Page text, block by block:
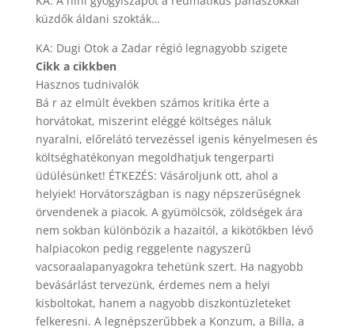
küzdők áldani szokták…
KA: Dugi Otok a Zadar régió legnagyobb szigete
Cikk a cikkben
Hasznos tudnivalók
Bá r az elmúlt években számos kritika érte a
horvátokat, miszerint eléggé költséges náluk
nyaralni, előrelátó tervezéssel igenis kényelmesen és
költséghatékonyan megoldhatjuk tengerparti
üdülésünket! ÉTKEZÉS: Vásároljunk ott, ahol a
helyiek! Horvátországban is nagy népszerűségnek
örvendenek a piacok. A gyümölcsök, zöldségek ára
nem sokban különbözik a hazaitól, a kikötőkben lévő
halpiacokon pedig reggelente nagyszerű
vacsoraalapanyagokra tehetünk szert. Ha nagyobb
bevásárlást tervezünk, érdemes nem a helyi
kisboltokat, hanem a nagyobb diszkontüzleteket
felkeresni. A legnépszerűbbek a Konzum, a Billa, a